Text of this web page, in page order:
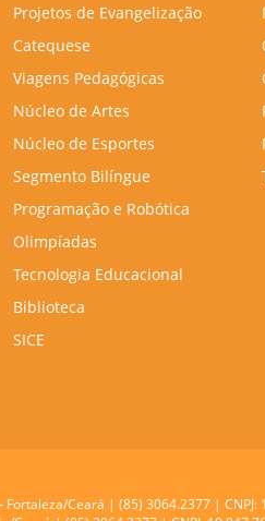
Projetos de Evangelização
Catequese
Viagens Pedagógicas
Núcleo de Artes
Núcleo de Esportes
Segmento Bilíngue
Programação e Robótica
Olimpíadas
Tecnologia Educacional
Biblioteca
SICE
Fortaleza/Ceará | (85) 3064.2377 | CNPJ: